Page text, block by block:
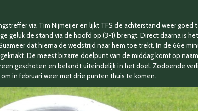
via Tim Nijmeijer en lijkt TFS de achterstand weer goed
geluk de stand via de hoofd op (3-1) brengt. Direct daarna is
dat hierna de wedstrijd naar hem toe trekt. In de 66e
De meest bizarre doelpunt van de middag komt op naam
geschoten en belandt uiteindelijk in het doel. Zodoende
in februari weer met drie punten thuis te komen.